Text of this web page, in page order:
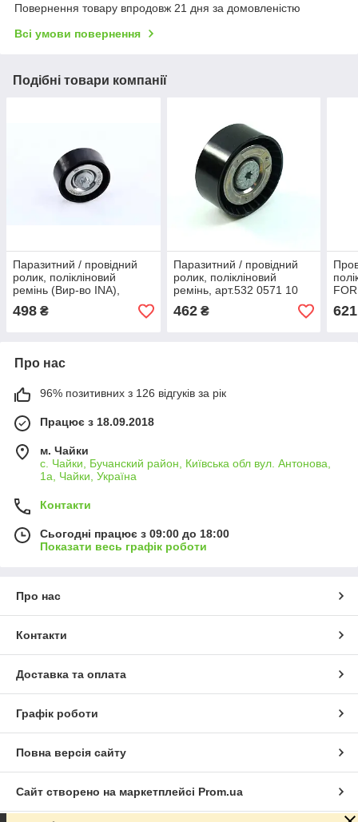
Повернення товару впродовж 21 дня за домовленістю
Всі умови повернення
Подібні товари компанії
Паразитний / провідний
ролик, полікліновий
ремінь (Вир-во INA),
арт.532 0570 10
498 ₴
Паразитний / провідний
ролик, полікліновий
ремінь, арт.532 0571 10
462₴ 621
Про нас
96% позитивних з 126 відгуків за рік
Працює з 18.09.2018
м. Чайки
с. Чайки, Бучанский район, Київська обл вул. Антонова,
1а, Чайки, Україна
Контакти
Сьогодні працює з 09:00 до 18:00
Показати весь графік роботи
Про нас
Контакти
Доставка та оплата
Графік роботи
Повна версія сайту
Сайт створено на маркетплейсі Prom.ua